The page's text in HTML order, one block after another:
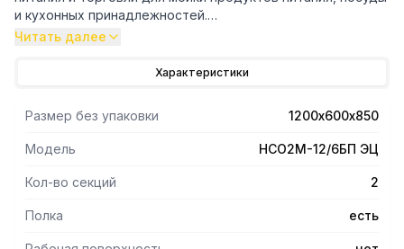
и кухонных принадлежностей.
Читать далее
Характеристики
Размер без упаковки 1200х600х850
Модель НСО2М-12/6БП ЭЦ
Кол-во секций 2
Полка есть